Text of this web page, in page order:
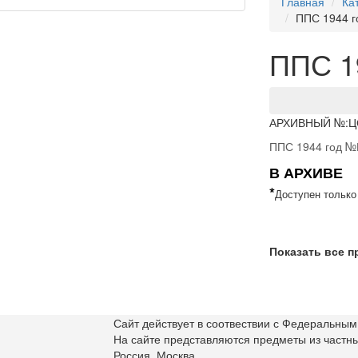
ППС 1944
ППС
АРХИВНЫЙ №:
ППС 1944 год
В АРХИВЕ
*Доступен
Показать все
Сайт действует в соотвествии с
На сайте представляются предметы из
Россия, Москва